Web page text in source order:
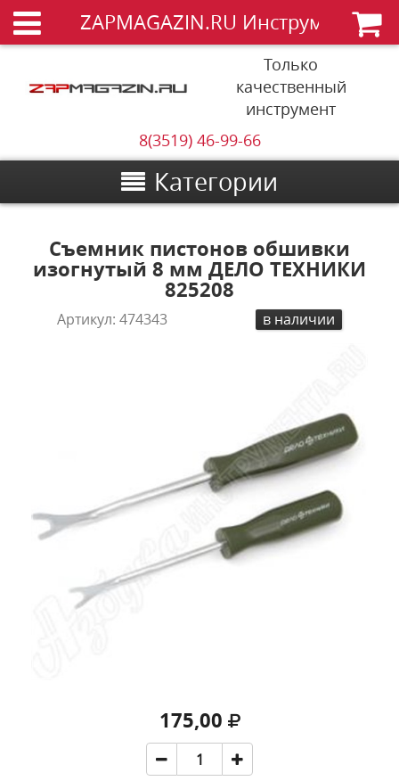
ZAPMAGAZIN.RU Инструменты
Только
качественный
инструмент
8(3519) 46-99-66
Категории
Съемник пистонов обшивки
изогнутый 8 мм ДЕЛО ТЕХНИКИ
825208
Артикул:474343 в наличии
175,00